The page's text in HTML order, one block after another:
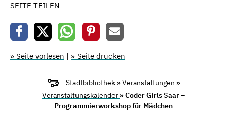
SEITE TEILEN
» Seite vorlesen | » Seite drucken
Stadtbibliothek »Veranstaltungen »
Veranstaltungskalender » Coder Girls Saar –
Programmierworkshop für Mädchen